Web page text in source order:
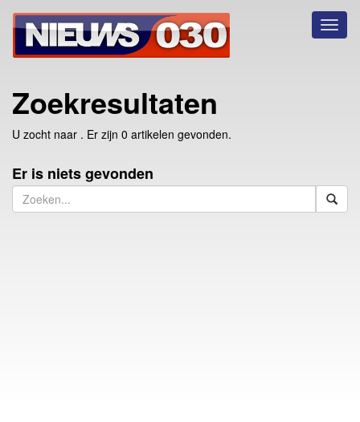
Zoekresultaten
U zocht naar . Er zijn 0 artikelen gevonden.
Er is niets gevonden